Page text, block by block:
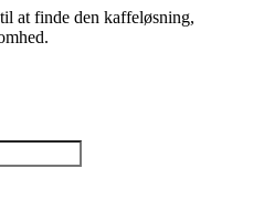
at finde den kaffeløsning,